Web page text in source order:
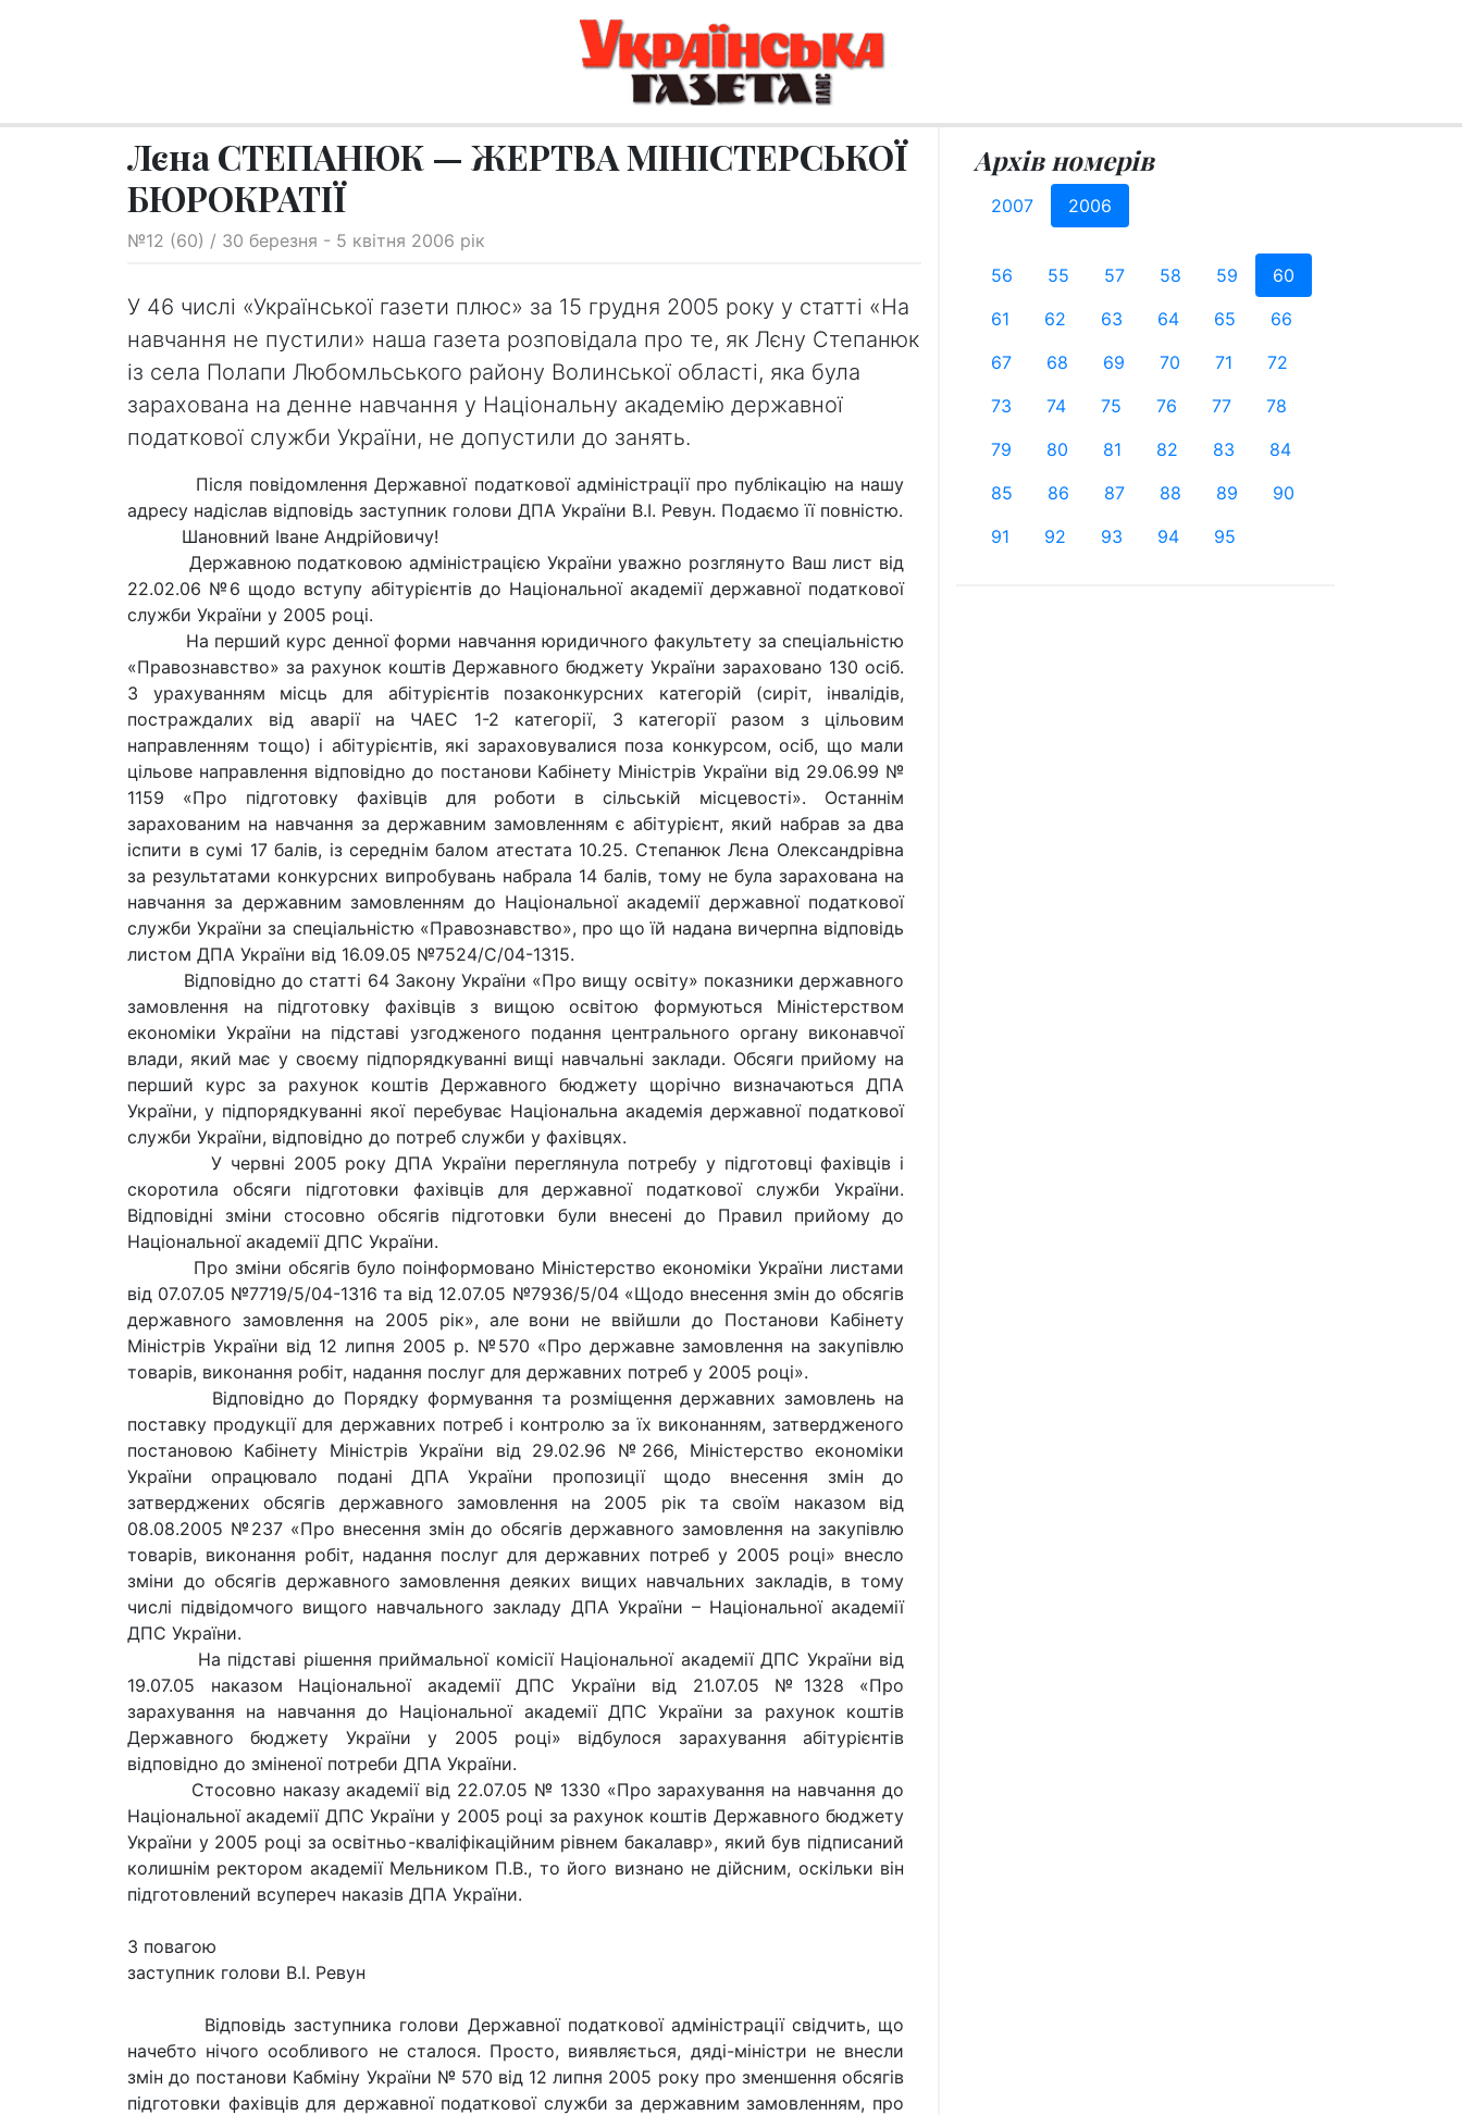
Лєна СТЕПАНЮК — ЖЕРТВА МІНІСТЕРСЬКОЇ
БЮРОКРАТІЇ
№12 (60) / 30 березня - 5 квітня 2006 рік
У 46 числі «Української газети плюс» за 15 грудня 2005 року у статті «На
навчання не пустили» наша газета розповідала про те, як Лєну Степанюк
із села Полапи Любомльського району Волинської області, яка була
зарахована на денне навчання у Національну академію державної
податкової служби України, не допустили до занять.
Після повідомлення Державної податкової адміністрації про публікацію на нашу
адресу надіслав відповідь заступник голови ДПА України В.І. Ревун. Подаємо її повністю.
Шановний Іване Андрійовичу!
Державною податковою адміністрацією України уважно розглянуто Ваш лист від
22.02.06 №6 щодо вступу абітурієнтів до Національної академії державної податкової
служби України у 2005 році.
На перший курс денної форми навчання юридичного факультету за спеціальністю
«Правознавство» за рахунок коштів Державного бюджету України зараховано 130 осіб.
З урахуванням місць для абітурієнтів позаконкурсних категорій (сиріт, інвалідів,
постраждалих від аварії на ЧАЕС 1-2 категорії, 3 категорії разом з цільовим
направленням тощо) і абітурієнтів, які зараховувалися поза конкурсом, осіб, що мали
цільове направлення відповідно до постанови Кабінету Міністрів України від 29.06.99 №
1159 «Про підготовку фахівців для роботи в сільській місцевості». Останнім
зарахованим на навчання за державним замовленням є абітурієнт, який набрав за два
іспити в сумі 17 балів, із середнім балом атестата 10.25. Степанюк Лєна Олександрівна
за результатами конкурсних випробувань набрала 14 балів, тому не була зарахована на
навчання за державним замовленням до Національної академії державної податкової
служби України за спеціальністю «Правознавство», про що їй надана вичерпна відповідь
листом ДПА України від 16.09.05 №7524/С/04-1315.
Відповідно до статті 64 Закону України «Про вищу освіту» показники державного
замовлення на підготовку фахівців з вищою освітою формуються Міністерством
економіки України на підставі узгодженого подання центрального органу виконавчої
влади, який має у своєму підпорядкуванні вищі навчальні заклади. Обсяги прийому на
перший курс за рахунок коштів Державного бюджету щорічно визначаються ДПА
України, у підпорядкуванні якої перебуває Національна академія державної податкової
служби України, відповідно до потреб служби у фахівцях.
У червні 2005 року ДПА України переглянула потребу у підготовці фахівців і
скоротила обсяги підготовки фахівців для державної податкової служби України.
Відповідні зміни стосовно обсягів підготовки були внесені до Правил прийому до
Національної академії ДПС України.
Про зміни обсягів було поінформовано Міністерство економіки України листами
від 07.07.05 №7719/5/04-1316 та від 12.07.05 №7936/5/04 «Щодо внесення змін до обсягів
державного замовлення на 2005 рік», але вони не ввійшли до Постанови Кабінету
Міністрів України від 12 липня 2005 р. №570 «Про державне замовлення на закупівлю
товарів, виконання робіт, надання послуг для державних потреб у 2005 році».
Відповідно до Порядку формування та розміщення державних замовлень на
поставку продукції для державних потреб і контролю за їх виконанням, затвердженого
постановою Кабінету Міністрів України від 29.02.96 №266, Міністерство економіки
України опрацювало подані ДПА України пропозиції щодо внесення змін до
затверджених обсягів державного замовлення на 2005 рік та своїм наказом від
08.08.2005 №237 «Про внесення змін до обсягів державного замовлення на закупівлю
товарів, виконання робіт, надання послуг для державних потреб у 2005 році» внесло
зміни до обсягів державного замовлення деяких вищих навчальних закладів, в тому
числі підвідомчого вищого навчального закладу ДПА України – Національної академії
ДПС України.
На підставі рішення приймальної комісії Національної академії ДПС України від
19.07.05 наказом Національної академії ДПС України від 21.07.05 №1328 «Про
зарахування на навчання до Національної академії ДПС України за рахунок коштів
Державного бюджету України у 2005 році» відбулося зарахування абітурієнтів
відповідно до зміненої потреби ДПА України.
Стосовно наказу академії від 22.07.05 № 1330 «Про зарахування на навчання до
Національної академії ДПС України у 2005 році за рахунок коштів Державного бюджету
України у 2005 році за освітньо-кваліфікаційним рівнем бакалавр», який був підписаний
колишнім ректором академії Мельником П.В., то його визнано не дійсним, оскільки він
підготовлений всупереч наказів ДПА України.
З повагою
заступник голови В.І. Ревун
Відповідь заступника голови Державної податкової адміністрації свідчить, що
начебто нічого особливого не сталося. Просто, виявляється, дяді-міністри не внесли
змін до постанови Кабміну України № 570 від 12 липня 2005 року про зменшення обсягів
підготовки фахівців для державної податкової служби за державним замовленням, про
Архів номерів
2007 2006
56 55 57 58 59
60
61
62 63 64 65
66
67
68 69 70 71
72
73
74 75 76 77
78
79
80 81 82 83
84
85
86 87 88 89
90
91
92 93 94 95